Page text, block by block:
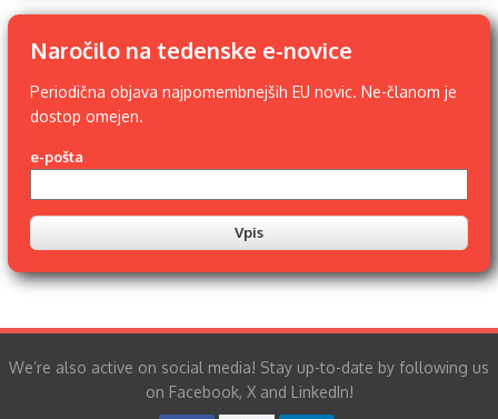
Naročilo na tedenske e-novice
Periodična objava najpomembnejših EU novic. Ne-članom je
dostop omejen.
e-pošta
We’re also active on social media! Stay up-to-date by following us
on Facebook, X and LinkedIn!